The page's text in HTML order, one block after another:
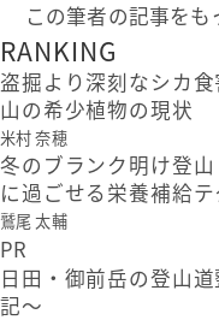
この筆者の記事をも
RANKING
盗掘より深刻なシカ
山の希少植物の現状
米村 奈穂
冬のブランク明け登
に過ごせる栄養補給テ
鷲尾 太輔
PR
日田・御前岳の登山
記〜